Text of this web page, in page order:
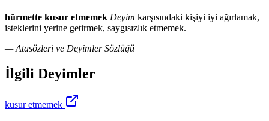
hürmette kusur etmemek Deyim karşısındaki kişiyi iyi ağırlamak,
isteklerini yerine getirmek, saygısızlık etmemek.
— Atasözleri ve Deyimler Sözlüğü
İlgili Deyimler
kusur etmemek